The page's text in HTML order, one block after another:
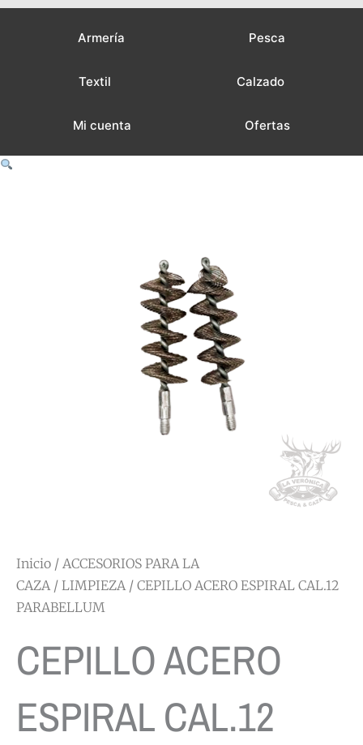
Armería Pesca
Textil Calzado
Mi cuenta Ofertas
Inicio / ACCESORIOS PARA LA
CAZA/ LIMPIEZA/ CEPILLO ACERO ESPIRAL CAL.12
PARABELLUM
CEPILLO ACERO
ESPIRAL CAL.12